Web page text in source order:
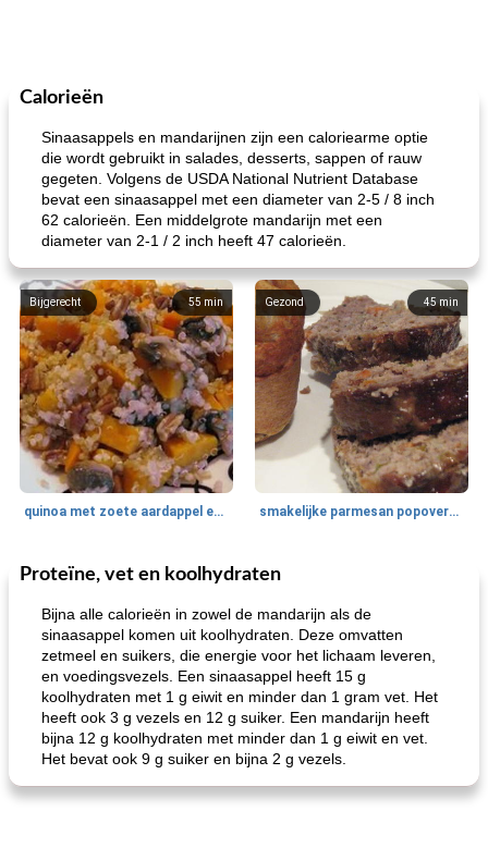
Calorieën
Sinaasappels en mandarijnen zijn een caloriearme optie
die wordt gebruikt in salades, desserts, sappen of rauw
gegeten. Volgens de USDA National Nutrient Database
bevat een sinaasappel met een diameter van 2-5 / 8 inch
62 calorieën. Een middelgrote mandarijn met een
diameter van 2-1 / 2 inch heeft 47 calorieën.
55 min
Bijgerecht
quinoa met zoete aardappel en champignons
45min
Gezond
smakelijke parmesan popovers (gezonder!)
40 min
One Dish Meal
gemakkelijke rijst en hamburger een gerecht diner
Soepen, stoofschotels en Chili
oma's griessnockerlsuppe (rund- en griesmeelknoedelsoep)
Proteïne, vet en koolhydraten
Bijna alle calorieën in zowel de mandarijn als de
sinaasappel komen uit koolhydraten. Deze omvatten
zetmeel en suikers, die energie voor het lichaam leveren,
en voedingsvezels. Een sinaasappel heeft 15 g
koolhydraten met 1 g eiwit en minder dan 1 gram vet. Het
heeft ook 3 g vezels en 12 g suiker. Een mandarijn heeft
bijna 12 g koolhydraten met minder dan 1 g eiwit en vet.
Het bevat ook 9 g suiker en bijna 2 g vezels.